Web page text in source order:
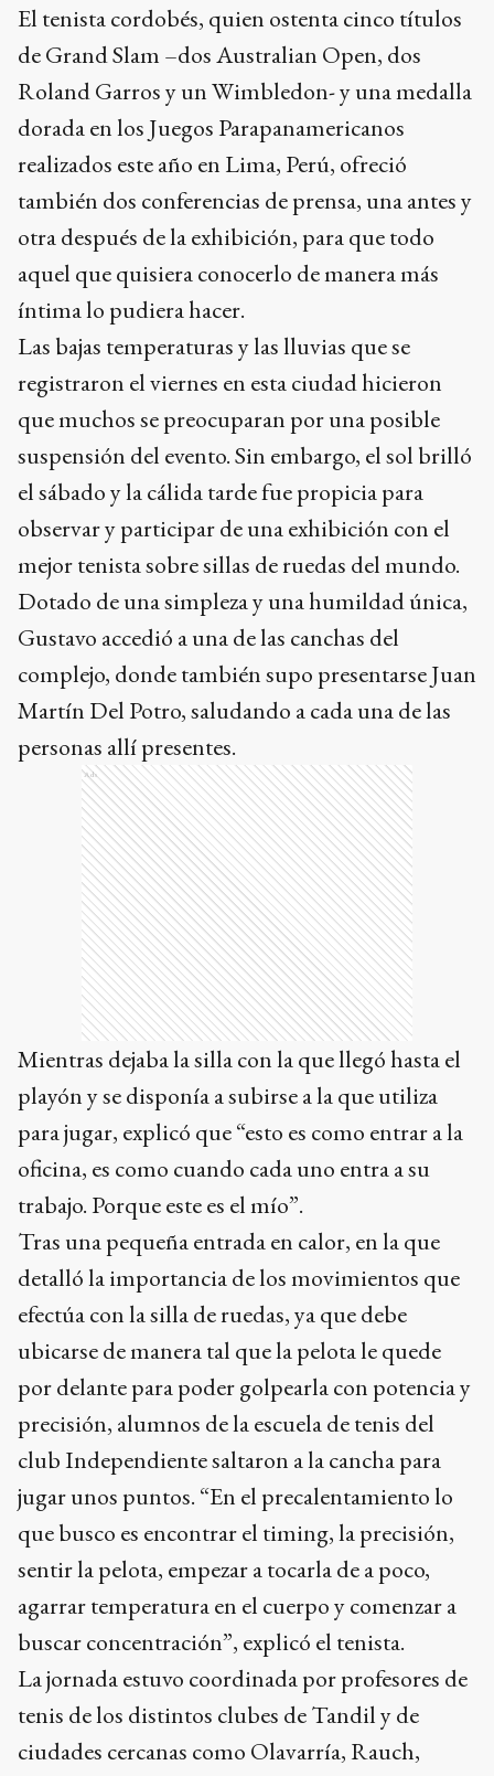
El tenista cordobés, quien ostenta cinco títulos
de Grand Slam –dos Australian Open, dos
Roland Garros y un Wimbledon- y una medalla
dorada en los Juegos Parapanamericanos
realizados este año en Lima, Perú, ofreció
también dos conferencias de prensa, una antes y
otra después de la exhibición, para que todo
aquel que quisiera conocerlo de manera más
íntima lo pudiera hacer.
Las bajas temperaturas y las lluvias que se
registraron el viernes en esta ciudad hicieron
que muchos se preocuparan por una posible
suspensión del evento. Sin embargo, el sol brilló
el sábado y la cálida tarde fue propicia para
observar y participar de una exhibición con el
mejor tenista sobre sillas de ruedas del mundo.
Dotado de una simpleza y una humildad única,
Gustavo accedió a una de las canchas del
complejo, donde también supo presentarse Juan
Martín Del Potro, saludando a cada una de las
personas allí presentes.
Ads
Mientras dejaba la silla con la que llegó hasta el
playón y se disponía a subirse a la que utiliza
para jugar, explicó que “esto es como entrar a la
oficina, es como cuando cada uno entra a su
trabajo. Porque este es el mío”.
Tras una pequeña entrada en calor, en la que
detalló la importancia de los movimientos que
efectúa con la silla de ruedas, ya que debe
ubicarse de manera tal que la pelota le quede
por delante para poder golpearla con potencia y
precisión, alumnos de la escuela de tenis del
club Independiente saltaron a la cancha para
jugar unos puntos. “En el precalentamiento lo
que busco es encontrar el timing, la precisión,
sentir la pelota, empezar a tocarla de a poco,
agarrar temperatura en el cuerpo y comenzar a
buscar concentración”, explicó el tenista.
La jornada estuvo coordinada por profesores de
tenis de los distintos clubes de Tandil y de
ciudades cercanas como Olavarría, Rauch,